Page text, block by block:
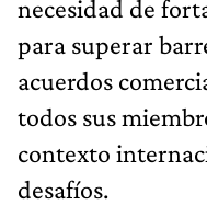
necesidad de
para superar
acuerdos
todos sus
contexto
desafíos.